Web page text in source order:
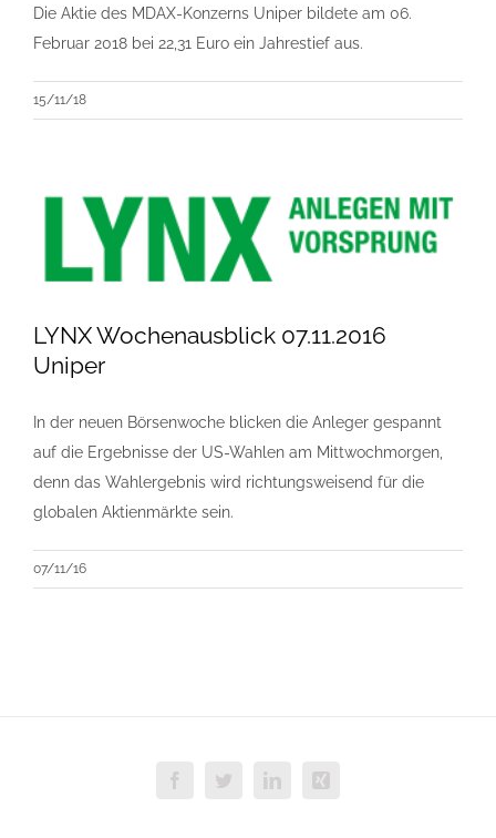
Die Aktie des MDAX-Konzerns Uniper bildete am 06.
Februar 2018 bei 22,31 Euro ein Jahrestief aus.
15/11/18
LYNX Wochenausblick 07.11.2016
Uniper
In der neuen Börsenwoche blicken die Anleger gespannt
auf die Ergebnisse der US-Wahlen am Mittwochmorgen,
denn das Wahlergebnis wird richtungsweisend für die
globalen Aktienmärkte sein.
07/11/16
FacebookTwitterLinkedInXing